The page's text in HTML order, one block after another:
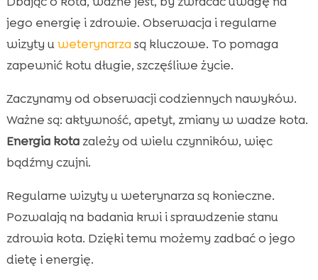
jego energię i zdrowie. Obserwacja i regularne
wizyty uweterynarza są kluczowe. To pomaga
zapewnić kotu długie, szczęśliwe życie.
Zaczynamy od obserwacji codziennych nawyków.
Ważne są: aktywność, apetyt, zmiany w wadze kota.
Energia kotazależy od wielu czynników, więc
bądźmy czujni.
Regularne wizyty u weterynarza są konieczne.
Pozwalają na badania krwi i sprawdzenie stanu
zdrowia kota. Dzięki temu możemy zadbać o jego
dietę i energię.